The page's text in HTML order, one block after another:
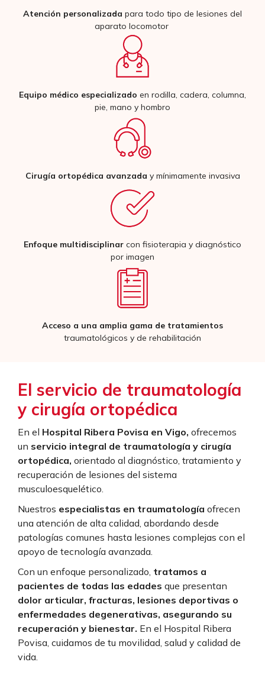
Atención personalizada para todo tipo de lesiones del
aparato locomotor
Equipo médico especializado en rodilla, cadera, columna,
pie, mano y hombro
Cirugía ortopédica avanzada y mínimamente invasiva
Enfoque multidisciplinar con fisioterapia y diagnóstico
por imagen
Acceso a una amplia gama de tratamientos
traumatológicos y de rehabilitación
El servicio de traumatología
y cirugía ortopédica
En el Hospital Ribera Povisa en Vigo, ofrecemos
un servicio integral de traumatología y cirugía
ortopédica, orientado al diagnóstico, tratamiento y
recuperación de lesiones del sistema
musculoesquelético.
Nuestros especialistas en traumatología ofrecen
una atención de alta calidad, abordando desde
patologías comunes hasta lesiones complejas con el
apoyo de tecnología avanzada.
Con un enfoque personalizado, tratamos a
pacientes de todas las edades que presentan
dolor articular, fracturas, lesiones deportivas o
enfermedades degenerativas, asegurando su
recuperación y bienestar. En el Hospital Ribera
Povisa, cuidamos de tu movilidad, salud y calidad de
vida.